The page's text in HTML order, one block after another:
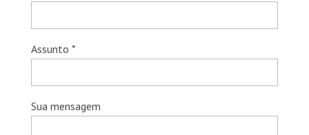
Assunto *
Sua mensagem